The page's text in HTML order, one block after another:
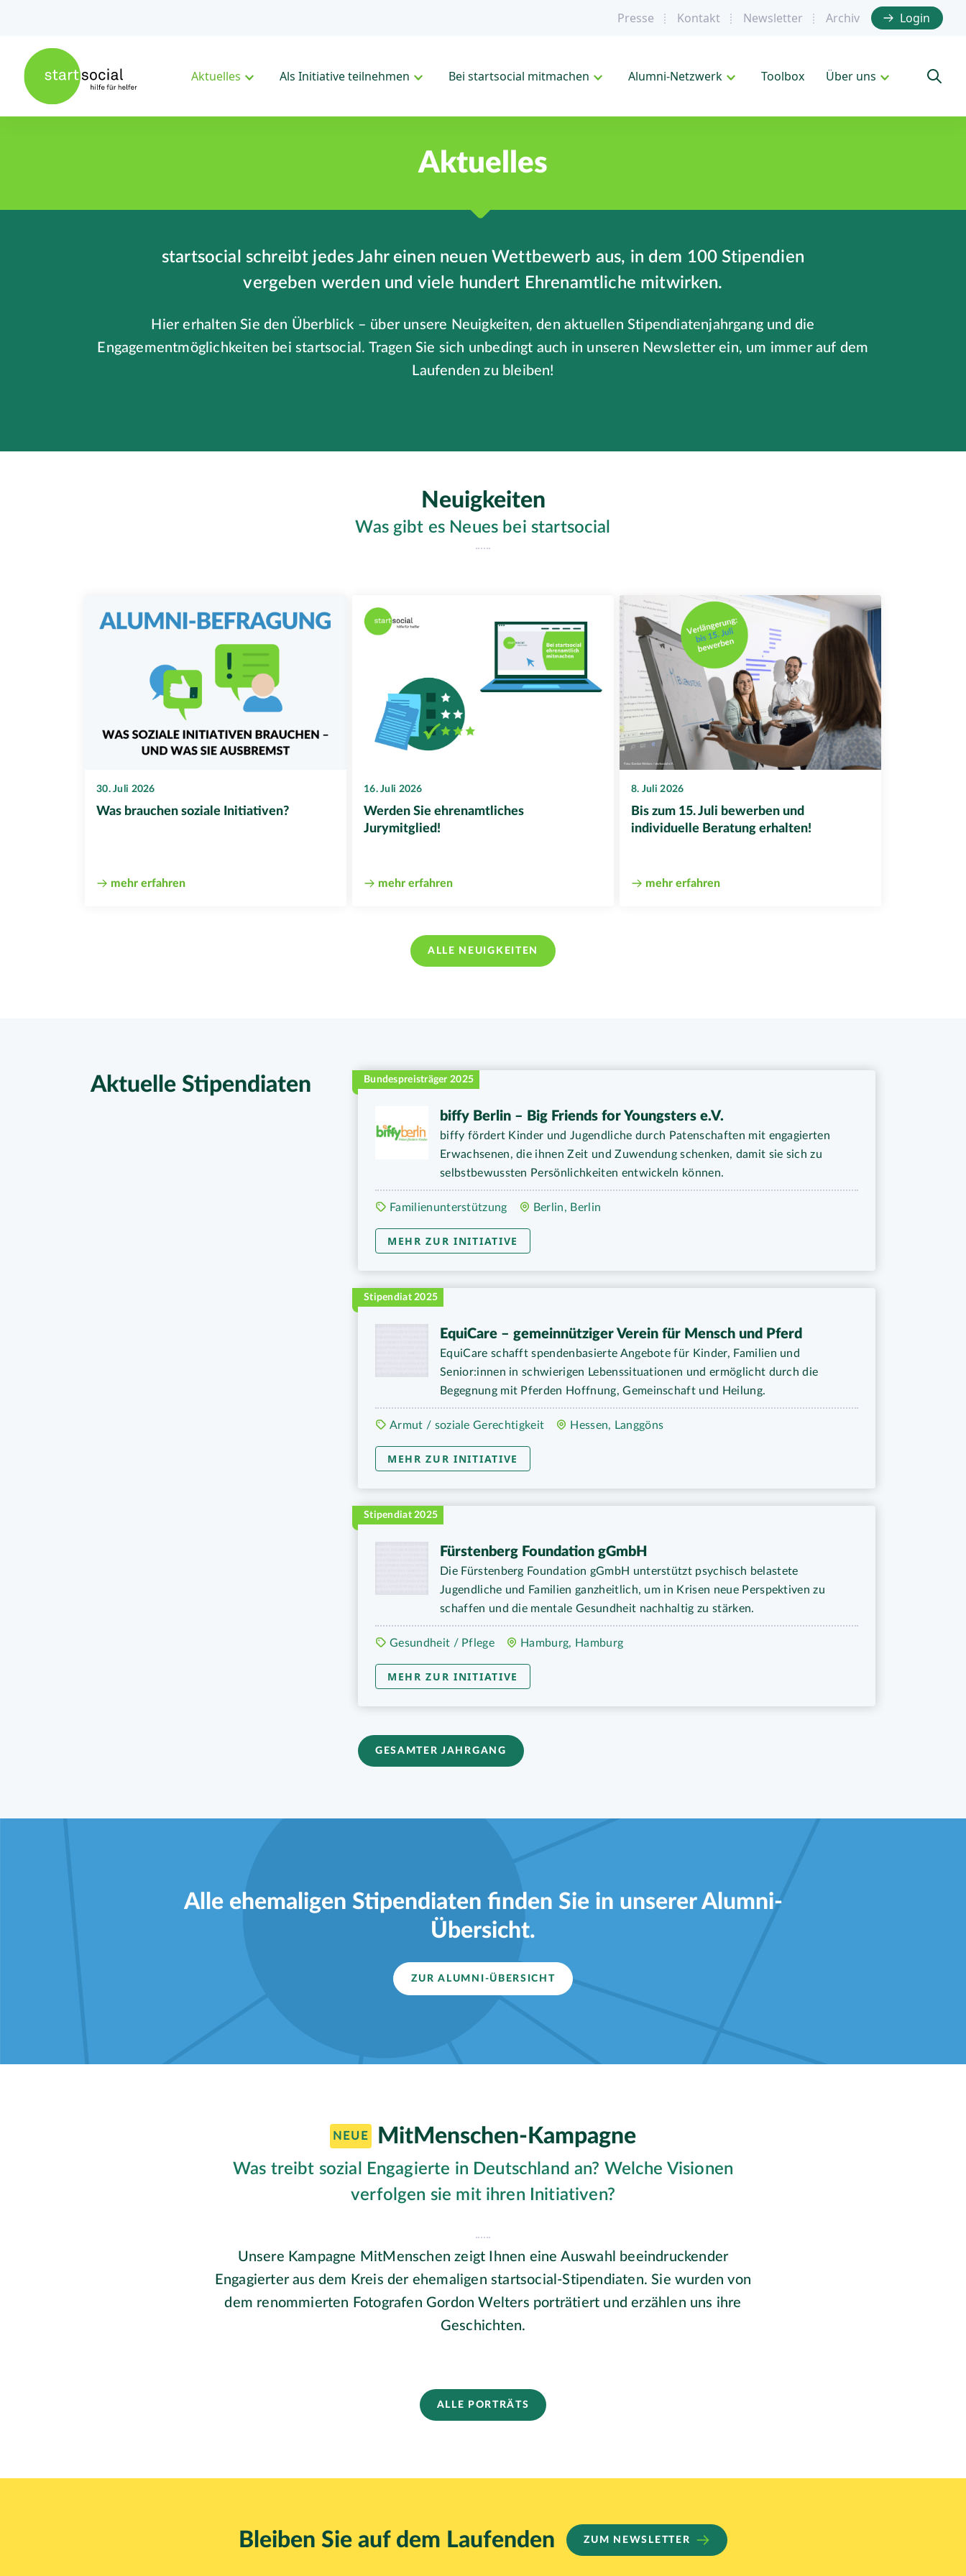
Presse Kontakt Newsletter Archiv Login
Aktuelles Als Initiative teilnehmen Bei startsocial mitmachen Alumni-Netzwerk Toolbox Über uns
Aktuelles
startsocial schreibt jedes Jahr einen neuen Wettbewerb aus, in dem 100 Stipendien
vergeben werden und viele hundert Ehrenamtliche mitwirken.
Hier erhalten Sie den Überblick – über unsere Neuigkeiten, den aktuellen Stipendiatenjahrgang und die
Engagementmöglichkeiten bei startsocial. Tragen Sie sich unbedingt auch in unseren Newsletter ein, um immer auf dem
Laufenden zu bleiben!
Neuigkeiten
Was gibt es Neues bei startsocial
30. Juli 2026
Was brauchen soziale Initiativen?
mehr erfahren
16. Juli 2026
Werden Sie ehrenamtliches
Jurymitglied!
mehr erfahren
8. Juli 2026
Bis zum 15. Juli bewerben und
individuelle Beratung erhalten!
mehr erfahren
ALLE NEUIGKEITEN
Aktuelle Stipendiaten Bundespreisträger 2025
biffy Berlin – Big Friends for Youngsters e.V.
biffy fördert Kinder und Jugendliche durch Patenschaften mit engagierten
Erwachsenen, die ihnen Zeit und Zuwendung schenken, damit sie sich zu
selbstbewussten Persönlichkeiten entwickeln können.
Familienunterstützung Berlin, Berlin
MEHR ZUR INITIATIVE
Stipendiat 2025
EquiCare – gemeinnütziger Verein für Mensch und Pferd
EquiCare schafft spendenbasierte Angebote für Kinder, Familien und
Senior:innen in schwierigen Lebenssituationen und ermöglicht durch die
Begegnung mit Pferden Hoffnung, Gemeinschaft und Heilung.
Armut / soziale Gerechtigkeit Hessen, Langgöns
MEHR ZUR INITIATIVE
Stipendiat 2025
Fürstenberg Foundation gGmbH
Die Fürstenberg Foundation gGmbH unterstützt psychisch belastete
Jugendliche und Familien ganzheitlich, um in Krisen neue Perspektiven zu
schaffen und die mentale Gesundheit nachhaltig zu stärken.
Gesundheit / Pflege Hamburg, Hamburg
MEHR ZUR INITIATIVE
GESAMTER JAHRGANG
Alle ehemaligen Stipendiaten finden Sie in unserer Alumni-
Übersicht.
ZUR ALUMNI-ÜBERSICHT
NEUE MitMenschen-Kampagne
Was treibt sozial Engagierte in Deutschland an? Welche Visionen
verfolgen sie mit ihren Initiativen?
Unsere Kampagne MitMenschen zeigt Ihnen eine Auswahl beeindruckender
Engagierter aus dem Kreis der ehemaligen startsocial-Stipendiaten. Sie wurden von
dem renommierten Fotografen Gordon Welters porträtiert und erzählen uns ihre
Geschichten.
ALLE PORTRÄTS
Bleiben Sie auf dem Laufenden ZUM NEWSLETTER